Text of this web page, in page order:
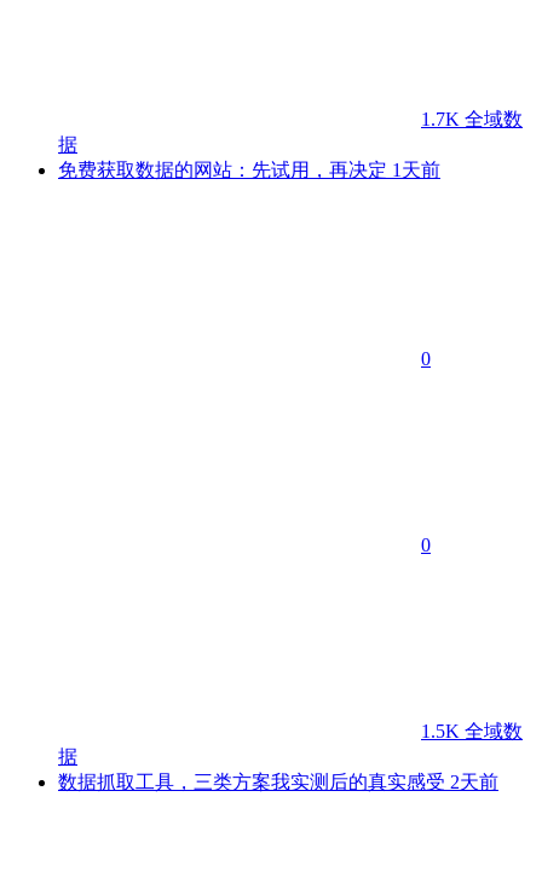
1.7K 全域数
据
免费获取数据的网站：先试用，再决定 1天前
0
0
1.5K 全域数
据
数据抓取工具，三类方案我实测后的真实感受 2天前